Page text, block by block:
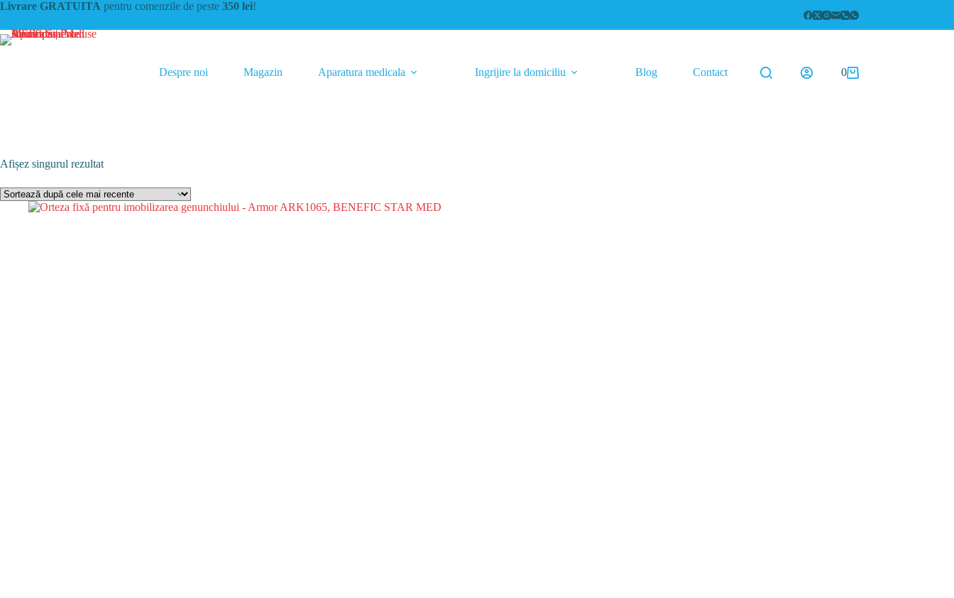
Sari
conținut
Livrare GRATUITA pentru comenzile de peste 350 lei!
Despre noi Magazin Aparatura medicala Ingrijire la domiciliu Blog Contact
Coș
0
Afișez singurul rezultat